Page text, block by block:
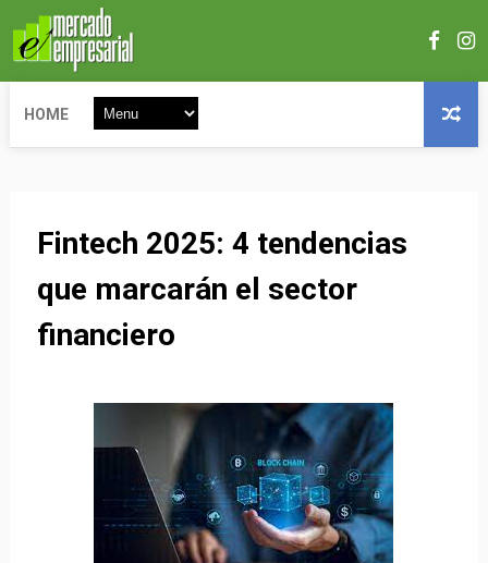
HOME
Fintech 2025: 4 tendencias
que marcarán el sector
financiero